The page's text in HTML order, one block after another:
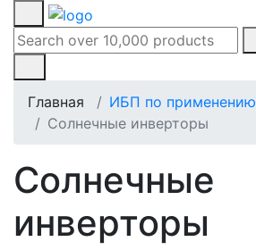
Главная
ИБП по применению
Солнечные инверторы
Солнечные
инверторы